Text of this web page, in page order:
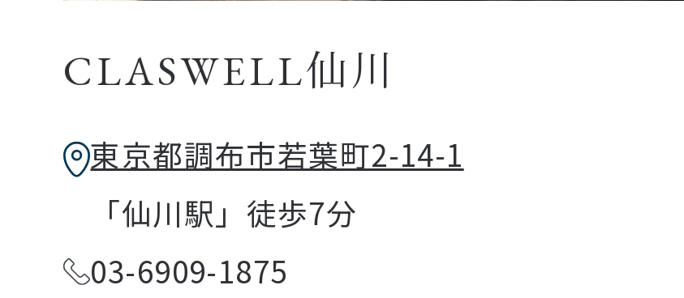
CLASWELL仙川
東京都調布市若葉町2-14-1
「仙川駅」徒歩7分
03-6909-1875